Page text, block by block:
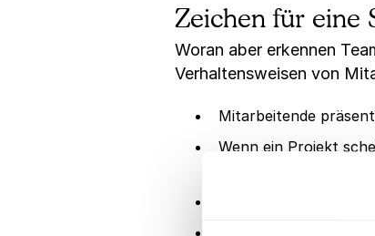
Zeichen für eine
Woran aber erkennen
Verhaltensweisen von
Mitarbeitende
Wenn ein Projekt